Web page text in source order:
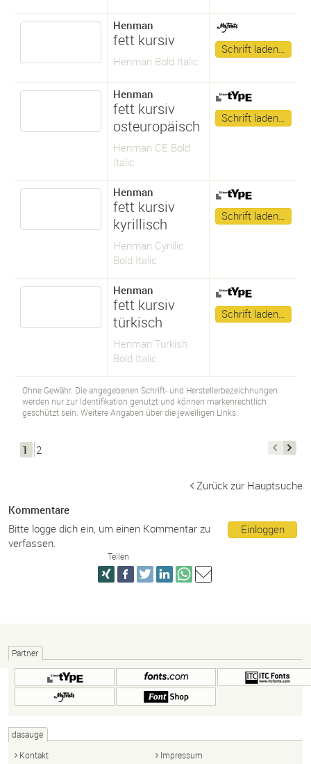
Henman
fett kursiv
Henman Bold Italic
Schrift laden…
Henman
fett kursiv
osteuropäisch
Henman CE Bold
Italic
Schrift laden…
Henman
fett kursiv
kyrillisch
Henman Cyrillic
Bold Italic
Schrift laden…
Henman
fett kursiv
türkisch
Henman Turkish
Bold Italic
Schrift laden…
Ohne Gewähr. Die angegebenen Schrift- und Herstellerbezeichnungen
werden nur zur Identifikation genutzt und können markenrechtlich
geschützt sein. Weitere Angaben über die jeweiligen Links.
1 2
Zurück zur Hauptsuche
Kommentare
Einloggen
Bitte logge dich ein, um einen Kommentar zu
verfassen.
Teilen
Partner
dasauge
Kontakt
Impressum